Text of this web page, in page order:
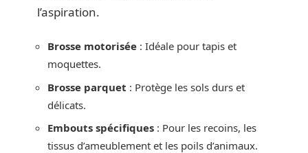
l’aspiration.
Brosse motorisée : Idéale pour tapis et
moquettes.
Brosse parquet : Protège les sols durs et
délicats.
Embouts spécifiques : Pour les recoins, les
tissus d’ameublement et les poils d’animaux.